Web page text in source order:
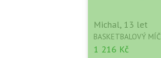
Michal, 13 let
BASKETBALOVÝ MÍČ
1 216 Kč